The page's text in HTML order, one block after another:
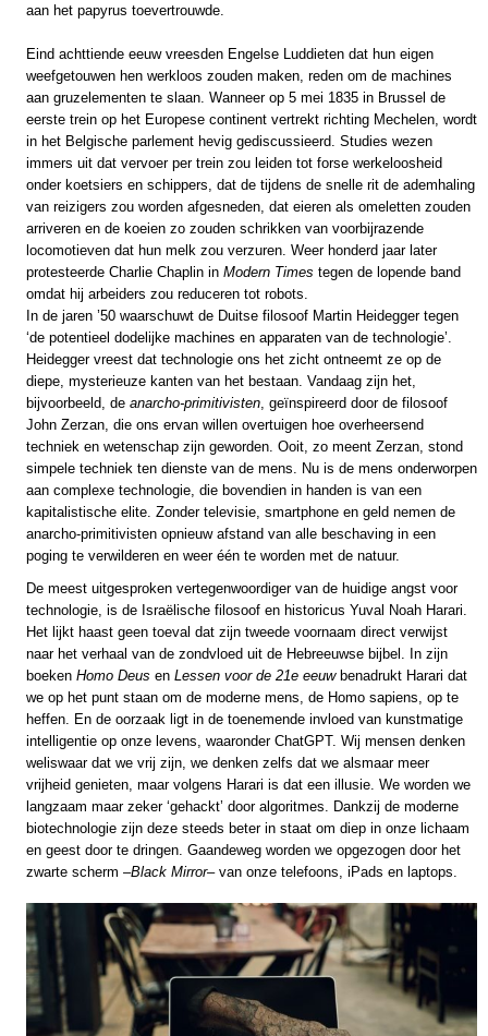
aan het papyrus toevertrouwde.
Eind achttiende eeuw vreesden Engelse Luddieten dat hun eigen
weefgetouwen hen werkloos zouden maken, reden om de machines
aan gruzelementen te slaan. Wanneer op 5 mei 1835 in Brussel de
eerste trein op het Europese continent vertrekt richting Mechelen, wordt
in het Belgische parlement hevig gediscussieerd. Studies wezen
immers uit dat vervoer per trein zou leiden tot forse werkeloosheid
onder koetsiers en schippers, dat de tijdens de snelle rit de ademhaling
van reizigers zou worden afgesneden, dat eieren als omeletten zouden
arriveren en de koeien zo zouden schrikken van voorbijrazende
locomotieven dat hun melk zou verzuren. Weer honderd jaar later
protesteerde Charlie Chaplin in Modern Times tegen de lopende band
omdat hij arbeiders zou reduceren tot robots.
In de jaren ’50 waarschuwt de Duitse filosoof Martin Heidegger tegen
‘de potentieel dodelijke machines en apparaten van de technologie’.
Heidegger vreest dat technologie ons het zicht ontneemt ze op de
diepe, mysterieuze kanten van het bestaan. Vandaag zijn het,
bijvoorbeeld, de anarcho-primitivisten , geïnspireerd door de filosoof
John Zerzan, die ons ervan willen overtuigen hoe overheersend
techniek en wetenschap zijn geworden. Ooit, zo meent Zerzan, stond
simpele techniek ten dienste van de mens. Nu is de mens onderworpen
aan complexe technologie, die bovendien in handen is van een
kapitalistische elite. Zonder televisie, smartphone en geld nemen de
anarcho-primitivisten opnieuw afstand van alle beschaving in een
poging te verwilderen en weer één te worden met de natuur.
De meest uitgesproken vertegenwoordiger van de huidige angst voor
technologie, is de Israëlische filosoof en historicus Yuval Noah Harari.
Het lijkt haast geen toeval dat zijn tweede voornaam direct verwijst
naar het verhaal van de zondvloed uit de Hebreeuwse bijbel. In zijn
boeken Homo Deus en Lessen voor de 21e eeuw benadrukt Harari dat
we op het punt staan om de moderne mens, de Homo sapiens, op te
heffen. En de oorzaak ligt in de toenemende invloed van kunstmatige
intelligentie op onze levens, waaronder ChatGPT. Wij mensen denken
weliswaar dat we vrij zijn, we denken zelfs dat we alsmaar meer
vrijheid genieten, maar volgens Harari is dat een illusie. We worden we
langzaam maar zeker ‘gehackt’ door algoritmes. Dankzij de moderne
biotechnologie zijn deze steeds beter in staat om diep in onze lichaam
en geest door te dringen. Gaandeweg worden we opgezogen door het
zwarte scherm –Black Mirror– van onze telefoons, iPads en laptops.